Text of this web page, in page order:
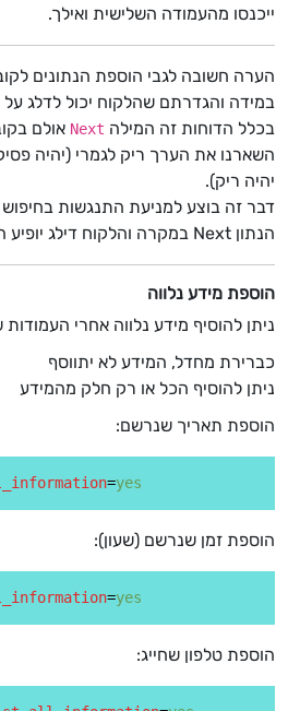
ייכנסו מהעמודה השלישית ואילך.
הערה חשובה לגבי הוספת הנתונים
במידה והגדרתם שהלקוח יכול לדלג
בכלל הדוחות זה המילה Next
השארנו את הערך ריק לגמרי (יהיה
יהיה ריק).
דבר זה בוצע למניעת התנגשות
הנתון Next במקרה והלקוח דילג יופיע הרבה פעמים.
הוספת מידע נלווה
ניתן להוסיף מידע נלווה אחרי
כברירת מחדל, המידע לא יתווסף
ניתן להוסיף הכל או רק חלק מהמידע
הוספת תאריך שנרשם:
=yes
הוספת זמן שנרשם (שעון):
=yes
הוספת טלפון שחייג: